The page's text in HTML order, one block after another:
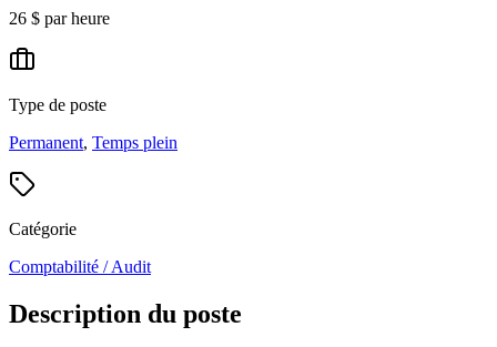
26 $ par heure
Type de poste
Permanent, Temps plein
Catégorie
Comptabilité / Audit
Description du poste